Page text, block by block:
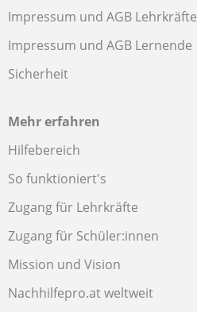
Impressum und AGB Lehrkräfte
Impressum und AGB Lernende
Sicherheit
Mehr erfahren
Hilfebereich
So funktioniert's
Zugang für Lehrkräfte
Zugang für Schüler:innen
Mission und Vision
Nachhilfepro.at weltweit